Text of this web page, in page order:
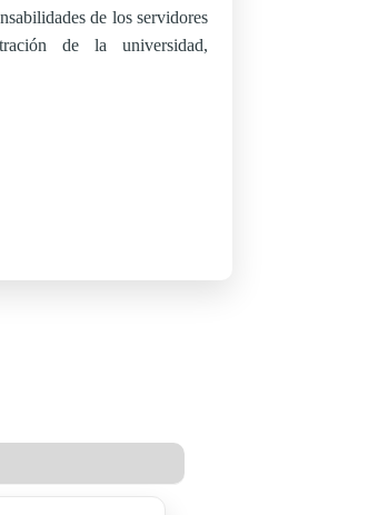
de los servidores
de la universidad,